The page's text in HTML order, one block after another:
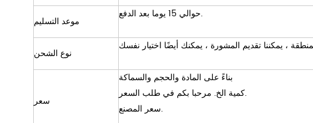
موعد التسليم
حوالي 15 يوما بعد الدفع.
نوع الشحن
سعر
بناءً على المادة والحجم والسماكة
كمية الخ. مرحبا بكم في طلب السعر.
سعر المصنع.